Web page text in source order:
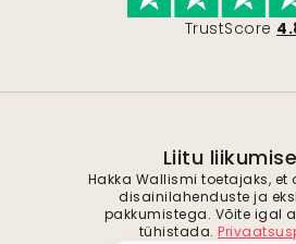
TrustScore
Liitu
Hakka Wallismi toetajaks, et
disainilahenduste ja
pakkumistega. Võite igal
tühistada.